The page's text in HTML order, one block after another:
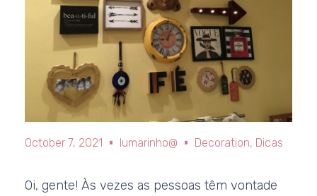
October 7, 2021 lumarinho@ Decoration, Dicas
Oi, gente! Às vezes as pessoas têm vontade